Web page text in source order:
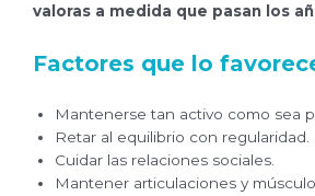
valoras a medida que pasan los
Factores que lo
Mantenerse tan activo como sea
Retar al equilibrio con regularidad.
Cuidar las relaciones sociales.
Mantener articulaciones y